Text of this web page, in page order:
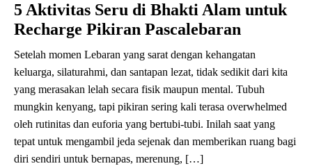
5 Aktivitas Seru di Bhakti Alam untuk
Recharge Pikiran Pascalebaran
Setelah momen Lebaran yang sarat dengan kehangatan
keluarga, silaturahmi, dan santapan lezat, tidak sedikit dari kita
yang merasakan lelah secara fisik maupun mental. Tubuh
mungkin kenyang, tapi pikiran sering kali terasa overwhelmed
oleh rutinitas dan euforia yang bertubi-tubi. Inilah saat yang
tepat untuk mengambil jeda sejenak dan memberikan ruang bagi
diri sendiri untuk bernapas, merenung, […]